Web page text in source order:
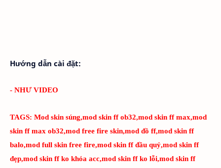
Hướng dẫn cài đặt:
- NHƯ VIDEO
TAGS: Mod skin súng,mod skin ff ob32,mod skin ff max,mod
skin ff max ob32,mod free fire skin,mod đồ ff,mod skin ff
balo,mod full skin free fire,mod skin ff đầu quỷ,mod skin ff
đẹp,mod skin ff ko khóa acc,mod skin ff ko lỗi,mod skin ff